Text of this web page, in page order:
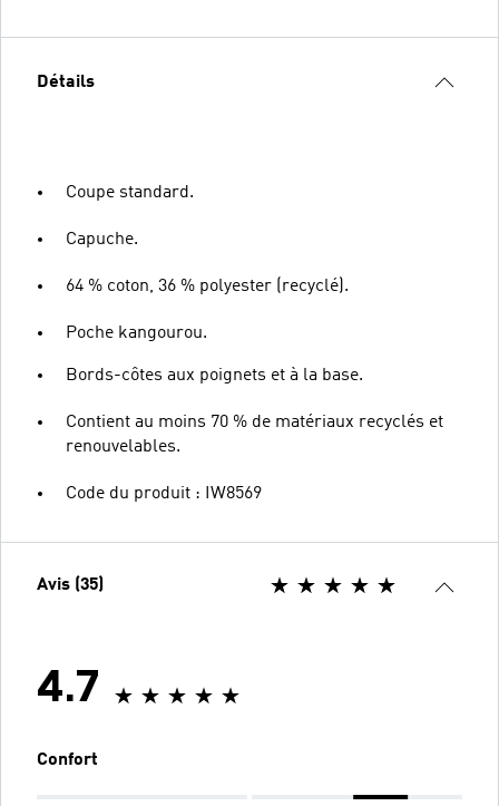
Détails
Coupe standard.
Capuche.
64 % coton, 36 % polyester (recyclé).
Poche kangourou.
Bords-côtes aux poignets et à la base.
Contient au moins 70 % de matériaux recyclés et
renouvelables.
Code du produit : IW8569
Avis (35)
4.7
Confort